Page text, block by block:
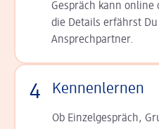
Gespräch kann online
die Details er­fährst
Ansprechpartner.
4 Kennenlernen
Ob Einzelgespräch,